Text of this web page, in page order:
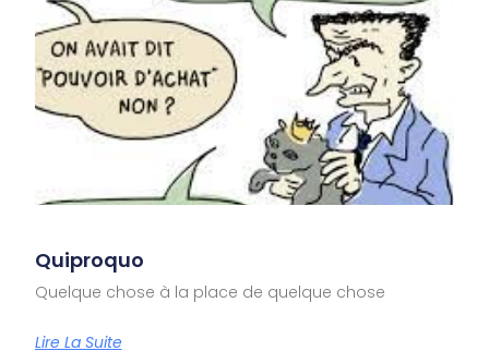
Quiproquo
Quelque chose à la place de quelque chose
Lire La Suite